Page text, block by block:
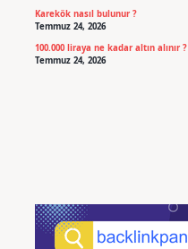
Karekök nasıl bulunur ?
Temmuz 24, 2026
100.000 liraya ne kadar altın alınır ?
Temmuz 24, 2026